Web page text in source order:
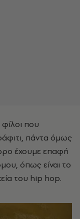
που
πάντα όμως
έχουμε επαφή
όπως είναι το
του hip hop.